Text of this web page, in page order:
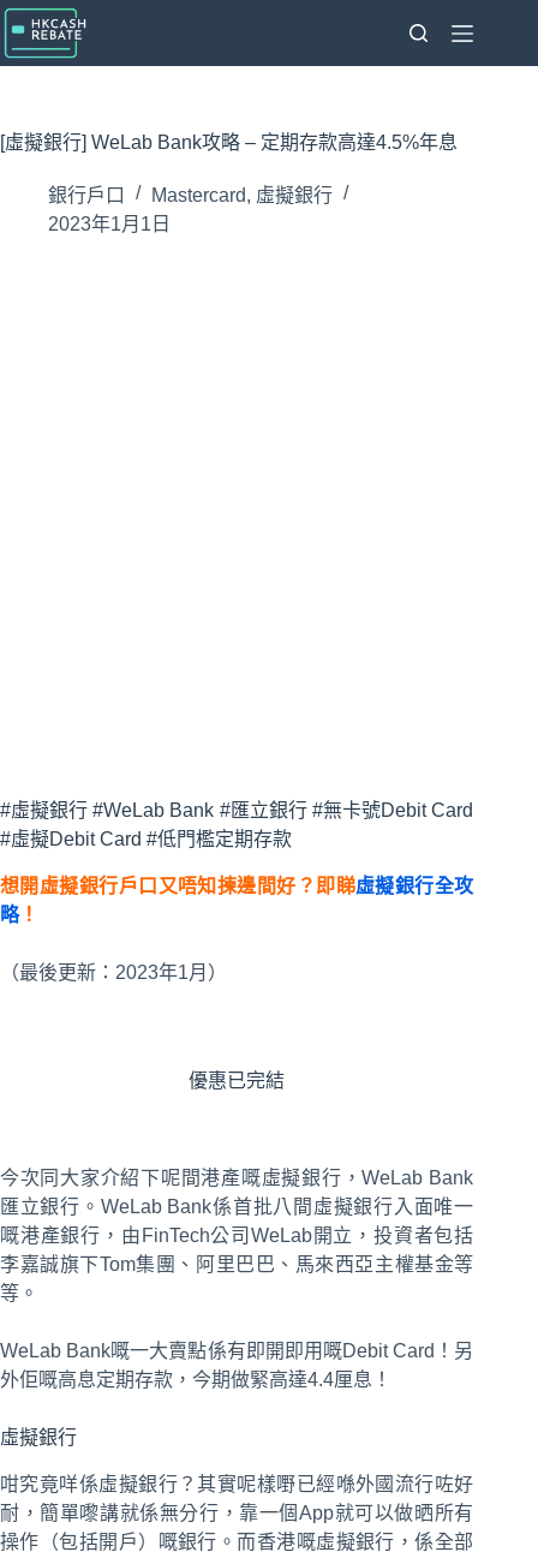
跳
至
主
內
容
[虛擬銀行] WeLab Bank攻略 – 定期存款高達4.5%年息
銀行戶口 Mastercard, 虛擬銀行
2023年1月1日
#虛擬銀行 #WeLab Bank #匯立銀行 #無卡號Debit Card
#虛擬Debit Card #低門檻定期存款
想開虛擬銀行戶口又唔知揀邊間好？即睇虛擬銀行全攻
略！
（最後更新：2023年1月）
優惠已完結
今次同大家介紹下呢間港產嘅虛擬銀行，WeLab Bank
匯立銀行。WeLab Bank係首批八間虛擬銀行入面唯一
嘅港產銀行，由FinTech公司WeLab開立，投資者包括
李嘉誠旗下Tom集團、阿里巴巴、馬來西亞主權基金等
等。
WeLab Bank嘅一大賣點係有即開即用嘅Debit Card！另
外佢嘅高息定期存款，今期做緊高達4.4厘息！
虛擬銀行
咁究竟咩係虛擬銀行？其實呢樣嘢已經喺外國流行咗好
耐，簡單嚟講就係無分行，靠一個App就可以做晒所有
操作（包括開戶）嘅銀行。而香港嘅虛擬銀行，係全部